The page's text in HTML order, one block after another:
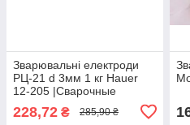
Зварювальні електроди
РЦ-21 d 3мм 1 кг Hauer
12-205 |Сварочные
электроды РЦ-21 d 3мм 1
кг Hauer
228,72 ₴ 285,90 ₴